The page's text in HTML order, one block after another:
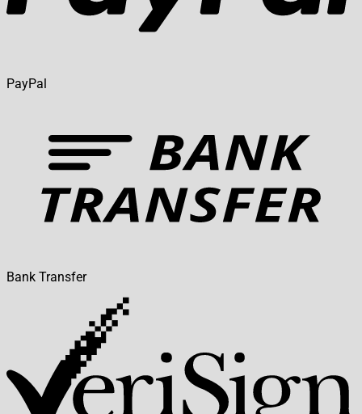
PayPal
Bank Transfer